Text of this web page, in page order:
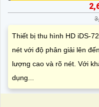
Thiết bị thu hình HD iDS-
nét với độ phân giải lên
lượng cao và rõ nét. Với
dụng...